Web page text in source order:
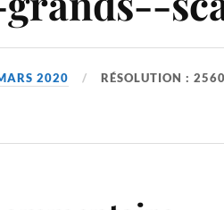
2020 RÉSOLUTION :